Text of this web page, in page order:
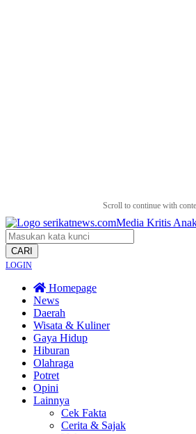
Scroll to continue with
CARI
LOGIN
Homepage
News
Daerah
Wisata & Kuliner
Gaya Hidup
Hiburan
Olahraga
Potret
Opini
Lainnya
Cek Fakta
Cerita & Sajak